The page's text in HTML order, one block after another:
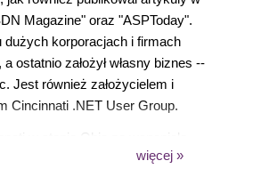
Magazine" oraz "ASPToday".
dużych korporacjach i firmach
ostatnio założył własny biznes --
Jest również założycielem i
Cincinnati .NET User Group.
jej trzema kotami. Kiedy nie
więcej »